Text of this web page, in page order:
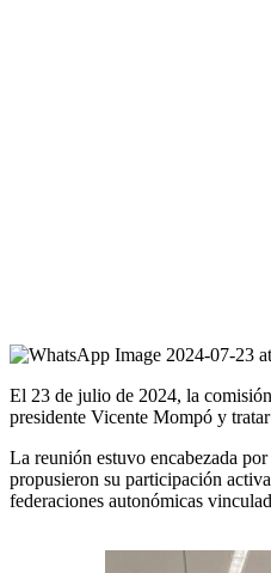
El 23 de julio de 2024, la
presidente Vicente Mompó y
La reunión estuvo encabezada
propusieron su participación
federaciones autonómicas